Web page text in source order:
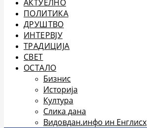
АКТУЕЛНО
ПОЛИТИКА
ДРУШТВО
ИНТЕРВЈУ
ТРАДИЦИЈА
СВЕТ
ОСТАЛО
Бизнис
Историја
Култура
Слика дана
Видовдан.инфо ин Енглисх